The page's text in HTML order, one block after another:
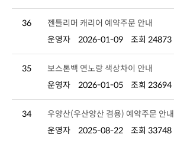
36
젠틀리머 캐리어 예약주문 안내
운영자
2026-01-09 조회 24873
35
보스톤백 연노랑 색상차이 안내
운영자
2026-01-05 조회 23694
34
우양산(우산양산 겸용) 예약주문 안내
운영자
2025-08-22 조회 33748